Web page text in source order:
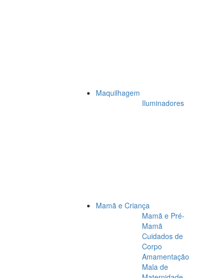
Maquilhagem
Iluminadores
Mamã e Criança
Mamã e Pré-
Mamã
Cuidados de
Corpo
Amamentação
Mala de